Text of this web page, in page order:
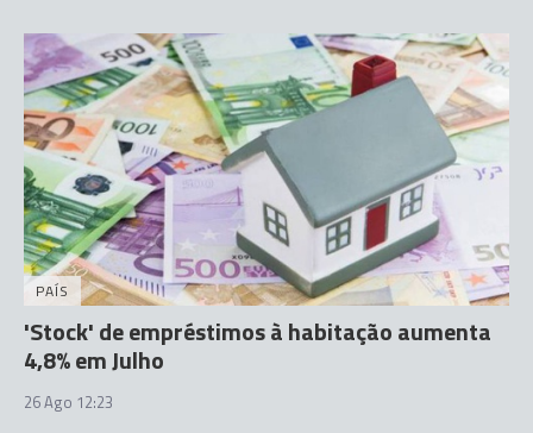
PAÍS
'Stock' de empréstimos à habitação aumenta
4,8% em Julho
26 Ago 12:23